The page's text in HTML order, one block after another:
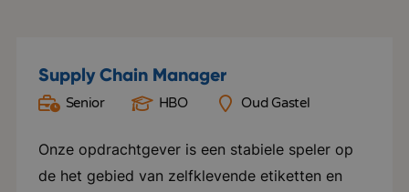
Supply Chain Manager
Senior HBO Oud Gastel
Onze opdrachtgever is een stabiele speler op
de het gebied van zelfklevende etiketten en